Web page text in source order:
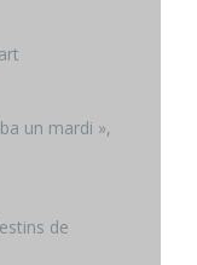
un mardi »,
de